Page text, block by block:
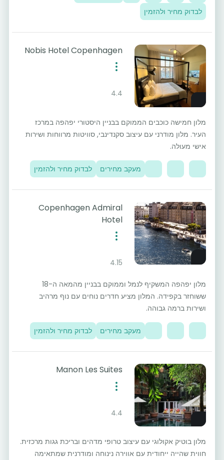
לבדוק מחיר ולהזמין
Nobis Hotel Copenhagen
4.4
מלון חמישה כוכבים הממוקם בבניין היסטורי יפהפה במרכז
העיר. מלון מודרני עם עיצוב סקנדינבי, סוויטות מרווחות ושירות
אישי מעולה.
מעקב מחירים לבדוק מחיר ולהזמין
Copenhagen Admiral
Hotel
4.15
מלון יפהפה המשקיף לנמל וממוקם בבניין מהמאה ה-18
ששוחזר בקפידה. המלון מציע חדרים נוחים עם נוף מרהיב
ושירות ברמה גבוהה.
מעקב מחירים לבדוק מחיר ולהזמין
Manon Les Suites
4.4
מלון בוטיק אקולוגי עם עיצוב טרופי מדהים ובריכת גגות מרכזית.
חווית שהייה ייחודית עם אווירה נינוחה ומודרנית שמתאימה